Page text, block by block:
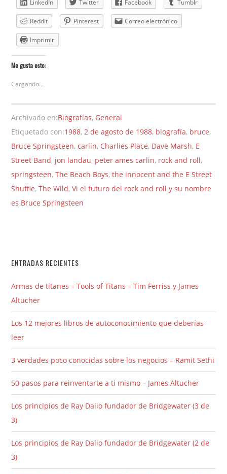
LinkedIn Twitter Facebook Tumblr
Reddit Pinterest Correo electrónico
Imprimir
Me gusta esto:
Cargando...
Archivado en:Biografías, General
Etiquetado con:1988,2 de agosto de 1988, biografía, bruce,
Bruce Springsteen,carlin, Charlies Place, Dave Marsh, E
Street Band, jon landau, peter ames carlin, rock and roll,
springsteen,The Beach Boys,the innocent and the E Street
Shuffle,The Wild,Vi el futuro del rock and roll y su nombre
es Bruce Springsteen
ENTRADAS RECIENTES
Armas de titanes – Tools of Titans – Tim Ferriss y James
Altucher
Los 12 mejores libros de autoconocimiento que deberías
leer
3 verdades poco conocidas sobre los negocios – Ramit Sethi
50 pasos para reinventarte a ti mismo – James Altucher
Los principios de Ray Dalio fundador de Bridgewater (3 de
3)
Los principios de Ray Dalio fundador de Bridgewater (2 de
3)